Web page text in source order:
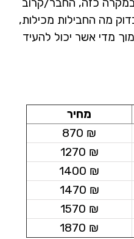
מה החבילות מכילות,
מדי אשר יכול להעיד
מחיר
₪ 870
₪ 1270
₪ 1400
₪ 1470
₪ 1570
₪ 1870